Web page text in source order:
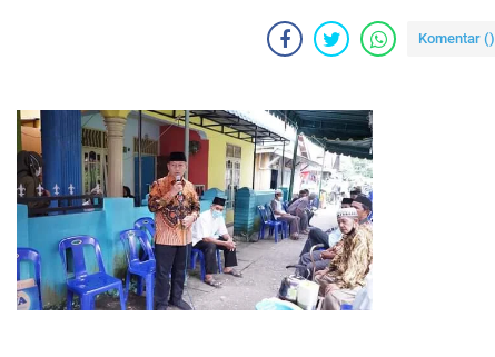
Komentar ()